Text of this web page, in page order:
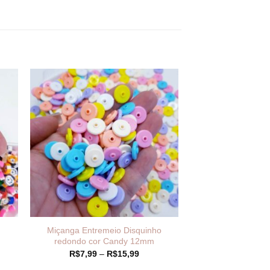
Miçanga Entremeio Disquinho
redondo cor Candy 12mm
R$7,99 – R$15,99Faixa